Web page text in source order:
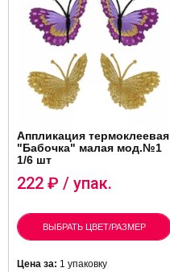
Аппликация термоклеевая
"Бабочка" малая мод.№1
1/6 шт
222 ₽ / упак.
ВЫБРАТЬ ЦВЕТ/РАЗМЕР
Цена за: 1 упаковку